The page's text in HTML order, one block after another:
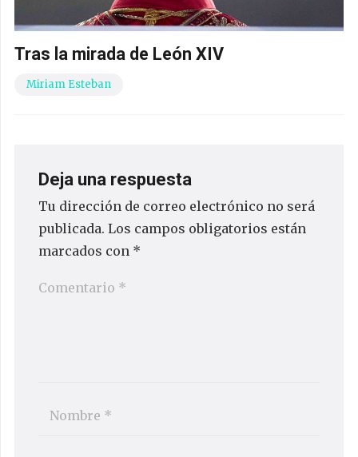
Tras la mirada de León XIV
Miriam Esteban
Deja una respuesta
Tu dirección de correo electrónico no será
publicada. Los campos obligatorios están
marcados con *